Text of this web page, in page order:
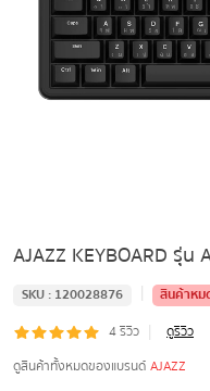
AJAZZ KEYBOARD รุ่น
SKU : 120028876 |
สินค้าหม
4รีวิว |
ดูรีวิว
ดูสินค้าทั้งหมดของแบรนด์ AJAZZ